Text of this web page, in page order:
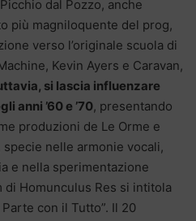
dal Pozzo, anche
più magniloquente del prog,
verso l’originale scuola di
Kevin Ayers e Caravan,
si lascia influenzare
anni ’60 e ’70, presentando
produzioni de Le Orme e
nelle armonie vocali,
e nella sperimentazione
Homunculus Res si intitola
con il Tutto”. Il 20